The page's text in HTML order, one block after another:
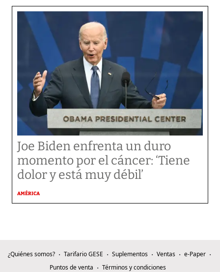
Joe Biden enfrenta un duro
momento por el cáncer: ‘Tiene
dolor y está muy débil’
AMÉRICA
¿Quiénes somos? Tarifario GESE Suplementos Ventas
e-Paper
Puntos de venta
Términos y condiciones